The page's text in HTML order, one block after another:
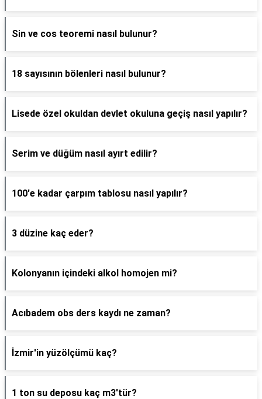
Sin ve cos teoremi nasıl bulunur?
18 sayısının bölenleri nasıl bulunur?
Lisede özel okuldan devlet okuluna geçiş nasıl yapılır?
Serim ve düğüm nasıl ayırt edilir?
100'e kadar çarpım tablosu nasıl yapılır?
3 düzine kaç eder?
Kolonyanın içindeki alkol homojen mi?
Acıbadem obs ders kaydı ne zaman?
İzmir'in yüzölçümü kaç?
1 ton su deposu kaç m3'tür?